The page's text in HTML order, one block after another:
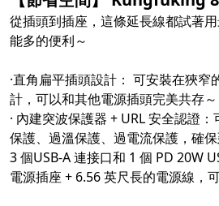
從插頭到插座，這條延長線都試著
能多的便利～
·直角扁平插頭設計： 可安裝在狹窄
計，可以和其他電源插頭完美共存～
· 內建突波保護器 + URL 安全認證
保護、過溫保護、過電流保護，確
3 個USB-A 連接口和 1 個 PD 20W
電源插座 + 6.56 英尺長的電源線，